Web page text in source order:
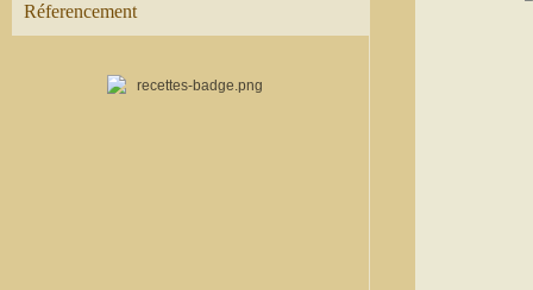
Réferencement